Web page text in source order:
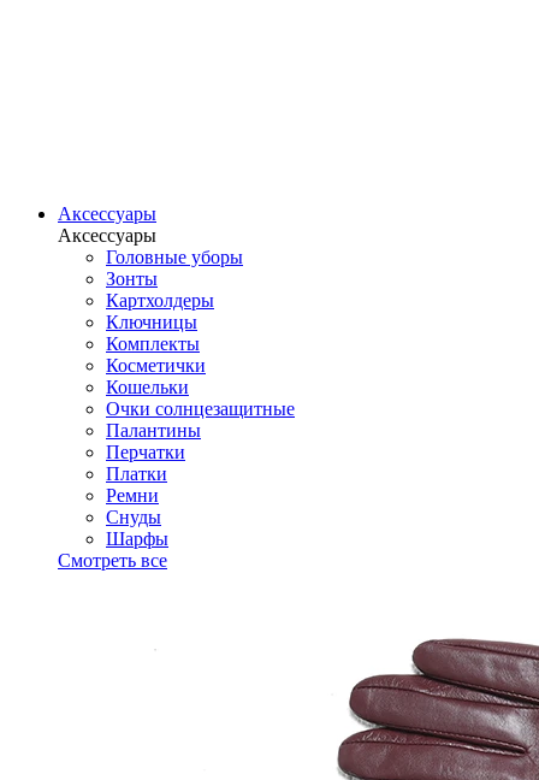
Аксессуары
Аксессуары
Головные уборы
Зонты
Картхолдеры
Ключницы
Комплекты
Косметички
Кошельки
Очки солнцезащитные
Палантины
Перчатки
Платки
Ремни
Снуды
Шарфы
Смотреть все